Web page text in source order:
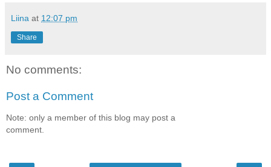
Liina at 12:07 pm
Share
No comments:
Post a Comment
Note: only a member of this blog may post a
comment.